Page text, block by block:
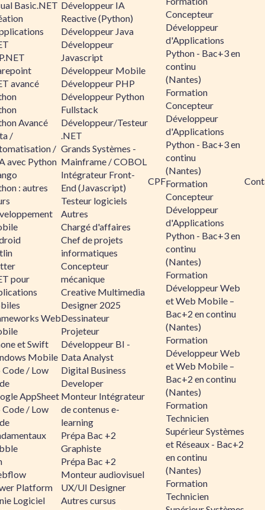
Basic.NET
avancé
Avancé
/
/
avec Python
: autres
pour
Web
et Swift
Mobile
/ Low
AppSheet
/ Low
Platform
Logiciel
Développeur IA
Reactive (Python)
Développeur Java
Développeur
Javascript
Développeur Mobile
Développeur PHP
Développeur Python
Fullstack
Développeur/Testeur
.NET
Grands Systèmes -
Mainframe / COBOL
Intégrateur Front-
End (Javascript)
Testeur logiciels
Autres
Chargé d'affaires
Chef de projets
informatiques
Concepteur
mécanique
Creative Multimedia
Designer 2025
Dessinateur
Projeteur
Développeur BI -
Data Analyst
Digital Business
Developer
Monteur Intégrateur
de contenus e-
learning
Prépa Bac +2
Graphiste
Prépa Bac +2
Monteur audiovisuel
UX/UI Designer
Autres cursus
CPF
Concepteur
Développeur
d'Applications
Python - Bac+3 en
continu
(Nantes)
Formation
Concepteur
Développeur
d'Applications
Python - Bac+3 en
continu
(Nantes)
Formation
Concepteur
Développeur
d'Applications
Python - Bac+3 en
continu
(Nantes)
Formation
Développeur Web
et Web Mobile –
Bac+2 en continu
(Nantes)
Formation
Développeur Web
et Web Mobile –
Bac+2 en continu
(Nantes)
Formation
Technicien
Supérieur Systèmes
et Réseaux - Bac+2
en continu
(Nantes)
Formation
Technicien